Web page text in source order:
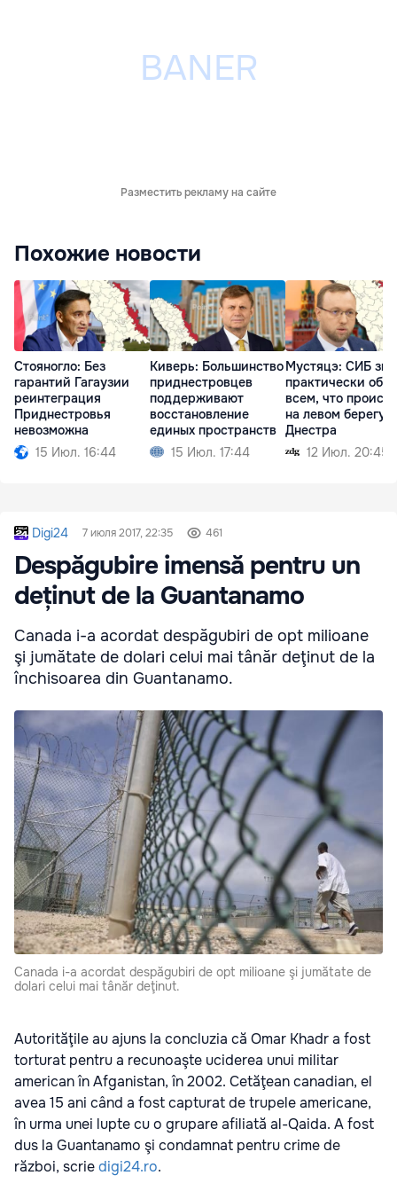
Разместить рекламу на сайте
Похожие новости
Стояногло: Без
гарантий Гагаузии
реинтеграция
Приднестровья
невозможна
15 Июл. 16:44
Киверь: Большинство
приднестровцев
поддерживают
восстановление
единых пространств
15 Июл. 17:44
Мустяцэ: СИБ
практически обо
всем, что
на левом берегу
Днестра
12 Июл. 20:45
Digi24 7 июля 2017, 22:35 461
Despăgubire imensă pentru un
deținut de la Guantanamo
Canada i-a acordat despăgubiri de opt milioane
şi jumătate de dolari celui mai tânăr deţinut de la
închisoarea din Guantanamo.
Canada i-a acordat despăgubiri de opt milioane şi jumătate de
dolari celui mai tânăr deţinut.
Autorităţile au ajuns la concluzia că Omar Khadr a fost
torturat pentru a recunoaşte uciderea unui militar
american în Afganistan, în 2002. Cetăţean canadian, el
avea 15 ani când a fost capturat de trupele americane,
în urma unei lupte cu o grupare afiliată al-Qaida. A fost
dus la Guantanamo şi condamnat pentru crime de
război, scriedigi24.ro.